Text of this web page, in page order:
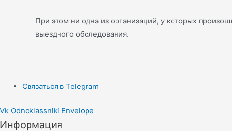
При этом ни одна из организаций, у которых
выездного обследования.
Связаться в Telegram
Vk Odnoklassniki Envelope
Информация